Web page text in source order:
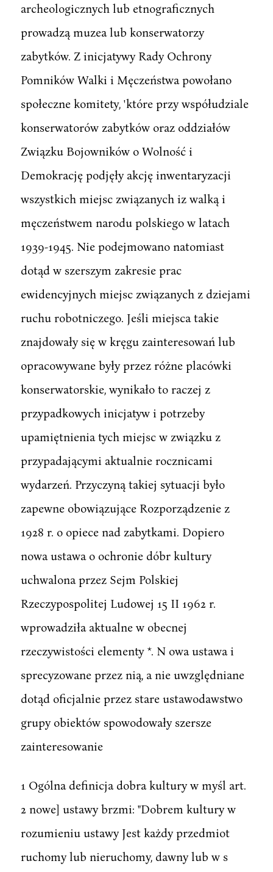
archeologicznych lub etnograficznych
prowadzą muzea lub konserwatorzy
zabytków. Z inicjatywy Rady Ochrony
Pomników Walki i Męczeństwa powołano
społeczne komitety, 'które przy współudziale
konserwatorów zabytków oraz oddziałów
Związku Bojowników o Wolność i
Demokrację podjęły akcję inwentaryzacji
wszystkich miejsc związanych iz walką i
męczeństwem narodu polskiego w latach
1939-1945. Nie podejmowano natomiast
dotąd w szerszym zakresie prac
ewidencyjnych miejsc związanych z dziejami
ruchu robotniczego. Jeśli miejsca takie
znajdowały się w kręgu zainteresowań lub
opracowywane były przez różne placówki
konserwatorskie, wynikało to raczej z
przypadkowych inicjatyw i potrzeby
upamiętnienia tych miejsc w związku z
przypadającymi aktualnie rocznicami
wydarzeń. Przyczyną takiej sytuacji było
zapewne obowiązujące Rozporządzenie z
1928 r. o opiece nad zabytkami. Dopiero
nowa ustawa o ochronie dóbr kultury
uchwalona przez Sejm Polskiej
Rzeczypospolitej Ludowej 15 II 1962 r.
wprowadziła aktualne w obecnej
rzeczywistości elementy *. N owa ustawa i
sprecyzowane przez nią, a nie uwzględniane
dotąd oficjalnie przez stare ustawodawstwo
grupy obiektów spowodowały szersze
zainteresowanie
1 Ogólna definicja dobra kultury w myśl art.
2 nowe] ustawy brzmi: "Dobrem kultury w
rozumieniu ustawy Jest każdy przedmiot
ruchomy lub nieruchomy, dawny lub w s